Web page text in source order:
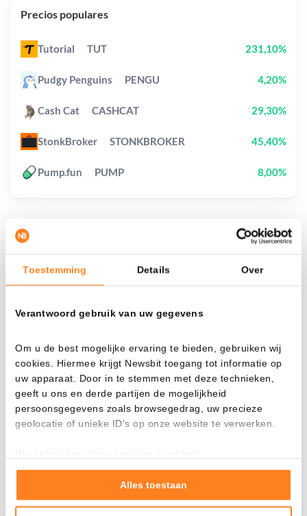
Toestemming Details Over
Verantwoord gebruik van uw gegevens
Om u de best mogelijke ervaring te bieden, gebruiken wij
cookies. Hiermee krijgt Newsbit toegang tot informatie op
uw apparaat. Door in te stemmen met deze technieken,
geeft u ons en derde partijen de mogelijkheid
persoonsgegevens zoals browsegedrag, uw precieze
geolocatie of unieke ID's op onze website te verwerken.
Goed laten functioneren van deze website
Verzamelen van gebruiksstatistieken
Tonen en meten van relevante advertenties
Alles toestaan
Mira cuánto valor tendrías hoy si hubieras
aplicado el dollar-cost averaging en distintas
Cada
Valor total
---
Precios populares
Tutorial TUT 231,10%
Pudgy Penguins PENGU 4,20%
Cash Cat CASHCAT 29,30%
StonkBroker STONKBROKER 45,40%
Pump.fun PUMP 8,00%